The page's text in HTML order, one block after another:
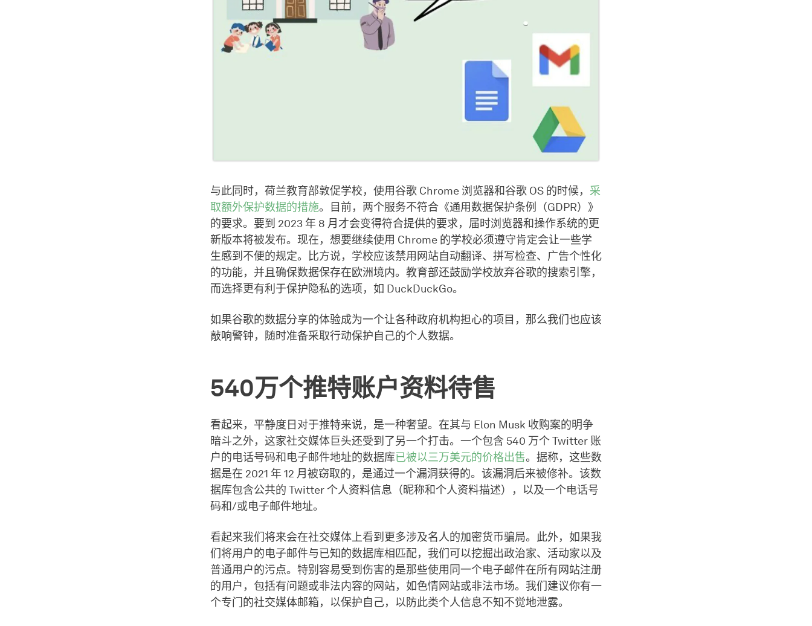
与此同时，荷兰教育部敦促学校，使用谷歌 Chrome 浏览器和谷歌 OS 的时候， 采
取额外保护数据的措施。目前，两个服务不符合《通用数据保护条例（GDPR）》
的要求。要到 2023 年 8 月才会变得符合提供的要求，届时浏览器和操作系统的更
新版本将被发布。现在，想要继续使用 Chrome 的学校必须遵守肯定会让一些学
生感到不便的规定。比方说，学校应该禁用网站自动翻译、拼写检查、广告个性化
的功能，并且确保数据保存在欧洲境内。教育部还鼓励学校放弃谷歌的搜索引擎，
而选择更有利于保护隐私的选项，如 DuckDuckGo。
如果谷歌的数据分享的体验成为一个让各种政府机构担心的项目，那么我们也应该
敲响警钟，随时准备采取行动保护自己的个人数据。
540万个推特账户资料待售
看起来，平静度日对于推特来说，是一种奢望。在其与 Elon Musk 收购案的明争
暗斗之外，这家社交媒体巨头还受到了另一个打击。一个包含 540 万个 Twitter 账
户的电话号码和电子邮件地址的数据库已被以三万美元的价格出售。据称，这些数
据是在 2021 年 12 月被窃取的，是通过一个漏洞获得的。该漏洞后来被修补。该数
据库包含公共的 Twitter 个人资料信息（昵称和个人资料描述），以及一个电话号
码和/或电子邮件地址。
看起来我们将来会在社交媒体上看到更多涉及名人的加密货币骗局。此外，如果我
们将用户的电子邮件与已知的数据库相匹配，我们可以挖掘出政治家、活动家以及
普通用户的污点。特别容易受到伤害的是那些使用同一个电子邮件在所有网站注册
的用户，包括有问题或非法内容的网站，如色情网站或非法市场。我们建议你有一
个专门的社交媒体邮箱，以保护自己，以防此类个人信息不知不觉地泄露。